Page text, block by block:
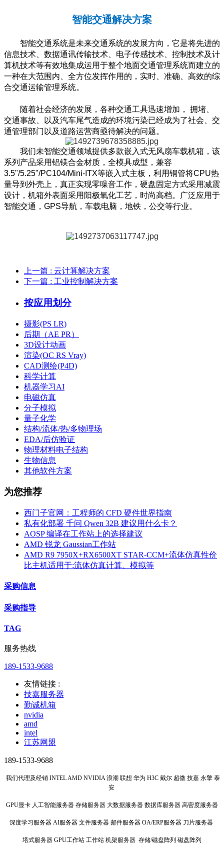
智能交通解决方案
智能交通系统是未来交通系统的发展方向，它是将先进的
信息技术、数据通讯传输技术、电子传感技术、控制技术及计
算机技术等有效地集成运用于整个地面交通管理系统而建立的
一种在大范围内、全方位发挥作用的，实时、准确、高效的综
合交通运输管理系统。
随着社会经济的发展，各种交通工具迅速增加， 拥堵、
交通事故、以及汽车尾气造成的环境污染已经成为了社会、交
通管理部门以及道路运营商亟待解决的问题。
我们未智能交通领域提供多款嵌入式无风扇车载机箱，该
系列产品采用铝镁合金材质，全模具成型，兼容
3.5"/5.25"/PC104/Mini-ITX等嵌入式主板，利用铜管将CPU热
量导到外壳上，真正实现零噪音工作，硬盘固定方式采用减震
设计，机箱外表面采用阳极氧化工艺，时尚高档。广泛应用于
智能交通，GPS导航，车载电脑，地铁，公交等行业。
上一篇 : 云计算解决方案
下一篇 : 工业控制解决方案
按应用划分
摄影(PS LR)
后期（AE PR）
3D设计动画
渲染(OC RS Vray)
CAD测绘(P4D)
科学计算
机器学习AI
电磁仿真
分子模拟
量子化学
结构/流体/热/多物理场
EDA/后仿验证
物理材料电子结构
生物信息
其他软件方案
为您推荐
西门子官网：工程师的 CFD 硬件世界指南
私有化部署 千问 Qwen 32B 建议用什么卡？
AOSP 编译在工作站上的选择建议
AMD 锐龙 Gaussian工作站
AMD R9 7950X+RX6500XT STAR-CCM+流体仿真性价
比主机适用于:流体仿真计算、模拟等
采购信息
采购指导
TAG
服务热线
189-1533-9688
友情链接 :
技嘉服务器
勤诚机箱
nvidia
amd
intel
江苏网盟
189-1533-9688
我们代理及经销 INTEL AMD NVIDIA 浪潮 联想 华为 H3C 戴尔 超微 技嘉 永擎 泰
安
GPU显卡 人工智能服务器 存储服务器 大数据服务器 数据库服务器 高密度服务器
深度学习服务器 AI服务器 文件服务器 邮件服务器 OA/ERP服务器 刀片服务器
塔式服务器 GPU工作站 工作站 机架服务器 存储/磁盘阵列 磁盘阵列